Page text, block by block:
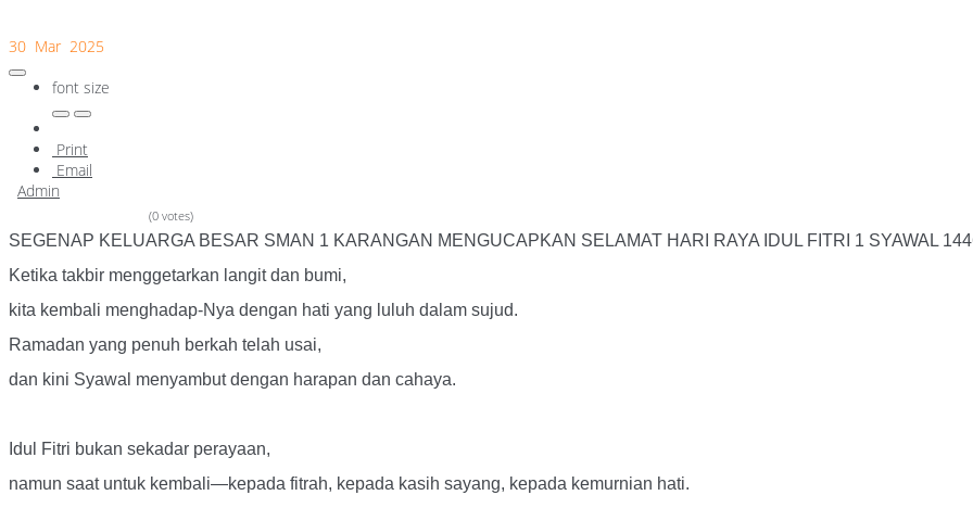
30 Mar 2025
font size
Print
Email
Admin
(0 votes)
SEGENAP KELUARGA BESAR SMAN 1 KARANGAN MENGUCAPKAN SELAMAT HARI RAYA IDUL FITRI 1 SYAWAL
Ketika takbir menggetarkan langit dan bumi,
kita kembali menghadap-Nya dengan hati yang luluh dalam sujud.
Ramadan yang penuh berkah telah usai,
dan kini Syawal menyambut dengan harapan dan cahaya.
Idul Fitri bukan sekadar perayaan,
namun saat untuk kembali—kepada fitrah, kepada kasih sayang, kepada kemurnian hati.